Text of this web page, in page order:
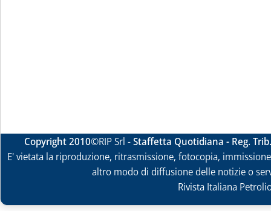
Copyright 2010©RIP Srl -Staffetta Quotidiana - Reg.
E' vietata la riproduzione, ritrasmissione, fotocopia,
altro modo di diffusione delle notizie o
Rivista Italiana